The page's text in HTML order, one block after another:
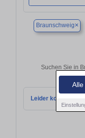
Braunschweig×
Suchen Sie in
Leider konnten wir